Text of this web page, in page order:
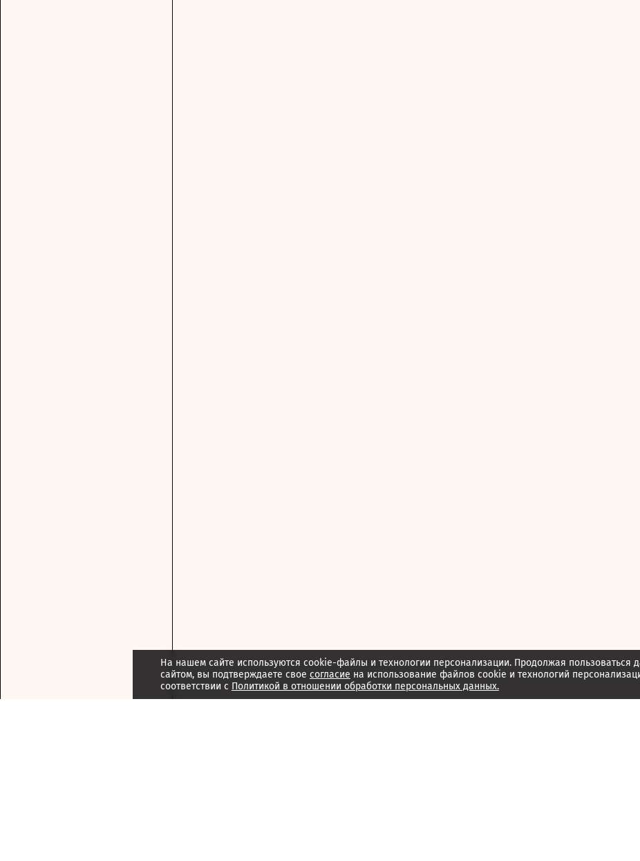
На нашем сайте используются cookie-файлы и технологии персонализации. Продолжая пользоваться
сайтом, вы подтверждаете свое согласие на использование файлов cookie и технологий
соответствии с Политикой в отношении обработки персональных данных.